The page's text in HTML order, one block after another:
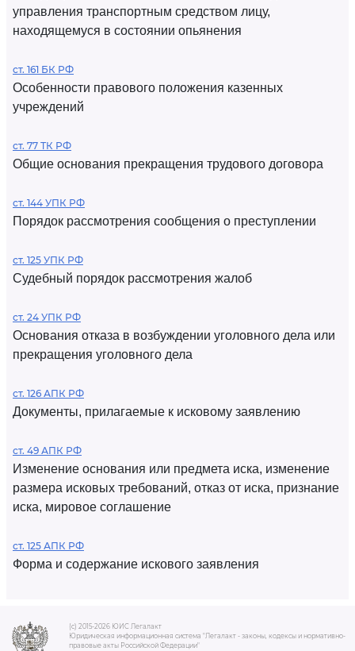
управления транспортным средством лицу,
находящемуся в состоянии опьянения
ст. 161 БК РФ
Особенности правового положения казенных
учреждений
ст. 77 ТК РФ
Общие основания прекращения трудового договора
ст. 144 УПК РФ
Порядок рассмотрения сообщения о преступлении
ст. 125 УПК РФ
Судебный порядок рассмотрения жалоб
ст. 24 УПК РФ
Основания отказа в возбуждении уголовного дела или
прекращения уголовного дела
ст. 126 АПК РФ
Документы, прилагаемые к исковому заявлению
ст. 49 АПК РФ
Изменение основания или предмета иска, изменение
размера исковых требований, отказ от иска, признание
иска, мировое соглашение
ст. 125 АПК РФ
Форма и содержание искового заявления
(c) 2015-2026 ЮИС Легалакт
Юридическая информационная система "Легалакт - законы, кодексы и нормативно-
правовые акты Российской Федерации"